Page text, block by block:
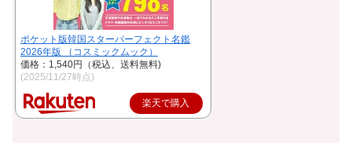
ポケット版韓国スターパーフェクト名鑑
2026年版 （コスミックムック）
価格：1,540円（税込、送料無料)
(2025/11/27時点)
楽天で購入